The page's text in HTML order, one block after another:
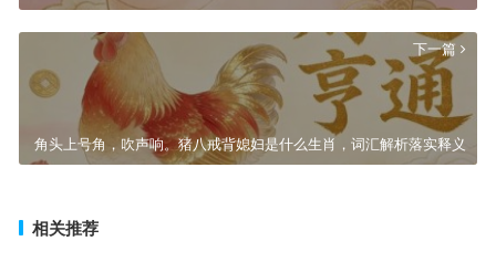
下一篇
角头上号角，吹声响。猪八戒背媳妇是什么生肖，词汇解析落实释义
相关推荐